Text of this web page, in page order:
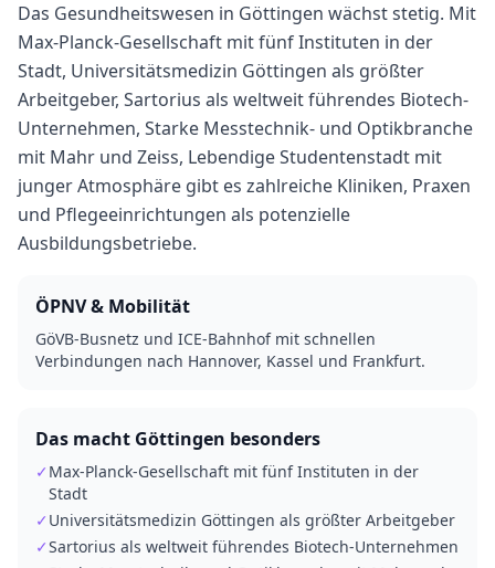
Das Gesundheitswesen in Göttingen wächst stetig. Mit
Max-Planck-Gesellschaft mit fünf Instituten in der
Stadt, Universitätsmedizin Göttingen als größter
Arbeitgeber, Sartorius als weltweit führendes Biotech-
Unternehmen, Starke Messtechnik- und Optikbranche
mit Mahr und Zeiss, Lebendige Studentenstadt mit
junger Atmosphäre gibt es zahlreiche Kliniken, Praxen
und Pflegeeinrichtungen als potenzielle
Ausbildungsbetriebe.
ÖPNV & Mobilität
GöVB-Busnetz und ICE-Bahnhof mit schnellen
Verbindungen nach Hannover, Kassel und Frankfurt.
Das macht Göttingen besonders
✓ Max-Planck-Gesellschaft mit fünf Instituten in der
Stadt
✓ Universitätsmedizin Göttingen als größter Arbeitgeber
✓Sartorius als weltweit führendes Biotech-Unternehmen